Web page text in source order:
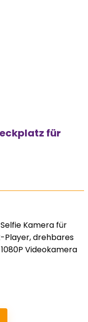
für
Kamera für
Player, drehbares
Videokamera